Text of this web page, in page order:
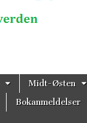
Midt-Østen
Bokanmeldelser